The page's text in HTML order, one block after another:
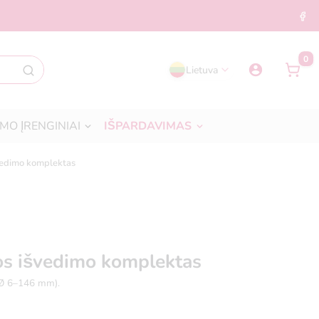
Lietuva
0
ĮRENGINIAI IŠPARDAVIMAS
komplektas
išvedimo komplektas
6–146 mm).